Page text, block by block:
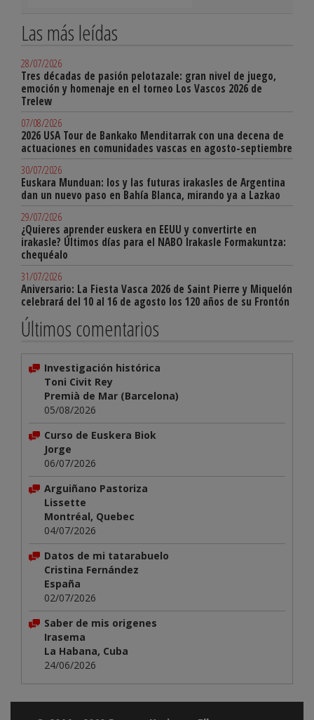
Las más leídas
28/07/2026
Tres décadas de pasión pelotazale: gran nivel de juego,
emoción y homenaje en el torneo Los Vascos 2026 de
Trelew
07/08/2026
2026 USA Tour de Bankako Menditarrak con una decena de
actuaciones en comunidades vascas en agosto-septiembre
30/07/2026
Euskara Munduan: los y las futuras irakasles de Argentina
dan un nuevo paso en Bahía Blanca, mirando ya a Lazkao
29/07/2026
¿Quieres aprender euskera en EEUU y convertirte en
irakasle? Últimos días para el NABO Irakasle Formakuntza:
chequéalo
31/07/2026
Aniversario: La Fiesta Vasca 2026 de Saint Pierre y Miquelón
celebrará del 10 al 16 de agosto los 120 años de su Frontón
Últimos comentarios
Investigación histórica
Toni Civit Rey
Premià de Mar (Barcelona)
05/08/2026
Curso de Euskera Biok
Jorge
06/07/2026
Arguiñano Pastoriza
Lissette
Montréal, Quebec
04/07/2026
Datos de mi tatarabuelo
Cristina Fernández
España
02/07/2026
Saber de mis origenes
Irasema
La Habana, Cuba
24/06/2026